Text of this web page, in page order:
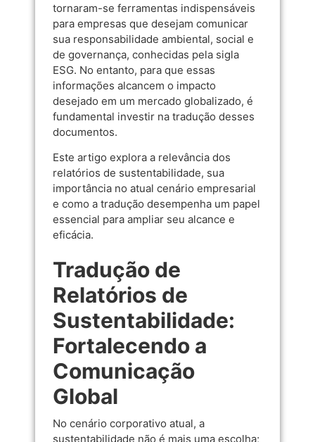
tornaram-se ferramentas indispensáveis
para empresas que desejam comunicar
sua responsabilidade ambiental, social e
de governança, conhecidas pela sigla
ESG. No entanto, para que essas
informações alcancem o impacto
desejado em um mercado globalizado, é
fundamental investir na tradução desses
documentos.
Este artigo explora a relevância dos
relatórios de sustentabilidade, sua
importância no atual cenário empresarial
e como a tradução desempenha um papel
essencial para ampliar seu alcance e
eficácia.
Tradução de
Relatórios de
Sustentabilidade:
Fortalecendo a
Comunicação
Global
No cenário corporativo atual, a
sustentabilidade não é mais uma escolha;